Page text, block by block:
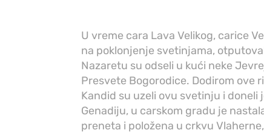
U vreme cara Lava Velikog, carice
na poklonjenje svetinjama,
Nazaretu su odseli u kući neke
Presvete Bogorodice. Dodirom ove
Kandid su uzeli ovu svetinju i
Genadiju, u carskom gradu je
preneta i položena u crkvu